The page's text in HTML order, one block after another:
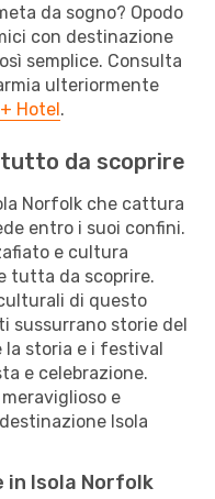
da sogno? Opodo
con destinazione
semplice. Consulta
ulteriormente
Hotel.
tutto da scoprire
Norfolk che cattura
entro i suoi confini.
e cultura
tutta da scoprire.
di questo
sussurrano storie del
la storia e i festival
e celebrazione.
e
Isola
in Isola Norfolk